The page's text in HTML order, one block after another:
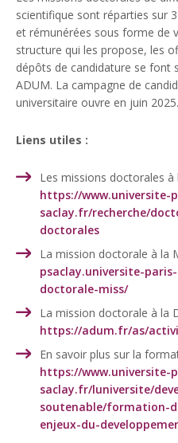
scientifique sont réparties sur
et rémunérées sous forme de
structure qui les propose, les
dépôts de candidature se font
ADUM. La campagne de
universitaire ouvre en juin 2025.
Liens utiles :
Les missions doctorales à
https://www.universite-
saclay.fr/recherche/
doctorales
La mission doctorale à la
psaclay.universite-
doctorale-miss/
La mission doctorale à la
https://adum.fr/as/
En savoir plus sur la
https://www.universite-
saclay.fr/luniversite/
soutenable/formation-
enjeux-du-